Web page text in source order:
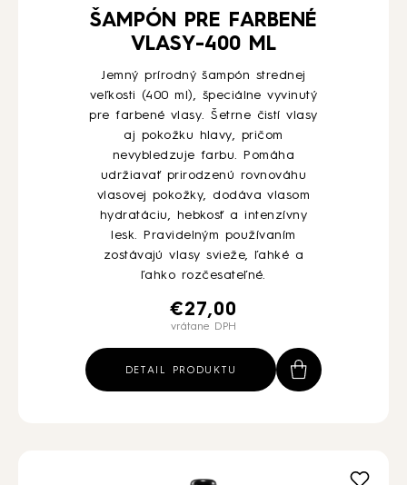
ŠAMPÓN PRE FARBENÉ
VLASY-400 ML
Jemný prírodný šampón strednej
veľkosti (400 ml), špeciálne vyvinutý
pre farbené vlasy. Šetrne čistí vlasy
aj pokožku hlavy, pričom
nevybledzuje farbu. Pomáha
udržiavať prirodzenú rovnováhu
vlasovej pokožky, dodáva vlasom
hydratáciu, hebkosť a intenzívny
lesk. Pravidelným používaním
zostávajú vlasy svieže, ľahké a
ľahko rozčesateľné.
€27,00
vrátane DPH
DETAIL PRODUKTU